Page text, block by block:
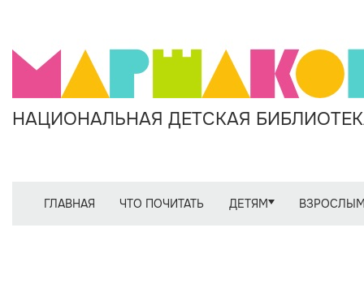
НАЦИОНАЛЬНАЯ ДЕТСКАЯ
ГЛАВНАЯ ЧТО ПОЧИТАТЬ ДЕТЯМ